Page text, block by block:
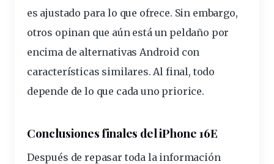
es ajustado para lo que ofrece. Sin embargo,
otros opinan que aún está un peldaño por
encima de alternativas Android con
características similares. Al final, todo
depende de lo que cada uno priorice.
Conclusiones finales del iPhone 16E
Después de repasar toda la información